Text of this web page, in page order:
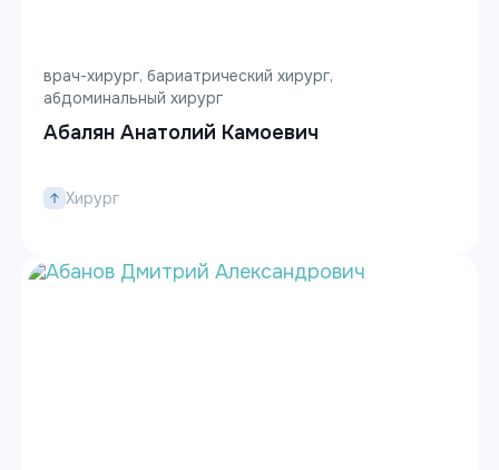
врач-хирург, бариатрический хирург,
абдоминальный хирург
Абалян Анатолий Камоевич
Хирург